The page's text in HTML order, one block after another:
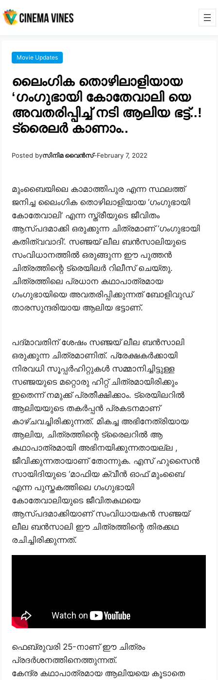
Movie Updates
ലൈംഗിക തൊഴിലാളിയായ
‘ഗംഗുഭായി കോതേവാലി യെ
അവതരിപ്പിച്ച് നടി ആലിയ ഭട്ട്..!
ട്രൈലർ കാണാം..
Posted byസിനിമ വൈൻസ്–February 7, 2022
മുംബൈയിലെ കാമാത്തിപുര എന്ന സ്ഥലത്ത്
ജനിച്ച ലൈംഗിക തൊഴിലാളിയായ ‘ഗംഗുഭായി
കോതേവാലി’ എന്ന സ്ത്രീയുടെ ജീവിതം
ആസ്പദമാക്കി ഒരുക്കുന്ന ചിത്രമാണ് ‘ഗംഗുഭായി
കതിത്വവാദി’. സഞ്ജയ് ലീല ബൻസാലിയുടെ
സംവിധാനത്തിൽ ഒരുങ്ങുന്ന ഈ പുത്തൻ
ചിത്രത്തിന്റെ ട്രെയിലർ റിലീസ് ചെയ്തു.
ചിത്രത്തിലെ പ്രധാന കഥാപാത്രമായ
ഗംഗുഭായിയെ അവതരിപ്പിക്കുന്നത് ബോളിവുഡ്
താരസുന്ദരിയായ ആലിയ ഭട്ടാണ്.
പദ്മാവതിന് ശേഷം സഞ്ജയ് ലീല ബൻസാലി
ഒരുക്കുന്ന ചിത്രമാണിത്. പ്രേക്ഷകർക്കായി
നിരവധി സൂപ്പർഹിറ്റുകൾ സമ്മാനിച്ചിട്ടുള്ള
സഞ്ജയുടെ മറ്റൊരു ഹിറ്റ് ചിത്രമായിരിക്കും
ഇതെന്ന് നമുക്ക് പ്രതീക്ഷിക്കാം. ട്രെയിലറിൽ
ആലിയയുടെ തകർപ്പൻ പ്രകടനമാണ്
കാഴ്ചവച്ചിരിക്കുന്നത്. മികച്ച അഭിനേത്രിയായ
ആലിയ, ചിത്രത്തിന്റെ ട്രൈലറിൽ ആ
കഥാപാത്രമായി അഭിനയിക്കുന്നതായല്ല ,
ജീവിക്കുന്നതായാണ് തോന്നുക. എസ് ഹുസൈൻ
സായിദിയുടെ ‘മാഫിയ ക്വീൻ ഓഫ് മുംബൈ’
എന്ന പുസ്തകത്തിലെ ഗംഗുഭായി
കോതേവാലിയുടെ ജീവിതകഥയെ
ആസ്പദമാക്കിയാണ് സംവിധായകൻ സഞ്ജയ്
ലീല ബൻസാലി ഈ ചിത്രത്തിന്റെ തിരക്കഥ
രചിച്ചിരിക്കുന്നത്.
ഫെബ്രുവരി 25-നാണ് ഈ ചിത്രം
പ്രദർശനത്തിനെത്തുന്നത്.
കേന്ദ്ര കഥാപാത്രമായ ആലിയയെ കൂടാതെ